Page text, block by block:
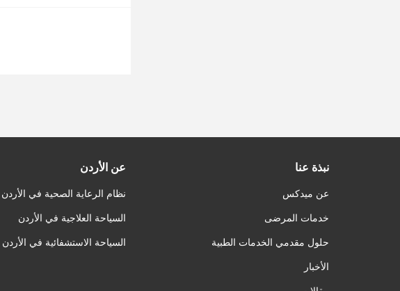
نبذة عنا
عن ميدكس
خدمات المرضى
حلول مقدمي الخدمات الطبية
الأخبار
عن الأردن
نظام الرعاية الصحية في الأردن
السياحة العلاجية في الأردن
السياحة الاستشفائية في الأردن